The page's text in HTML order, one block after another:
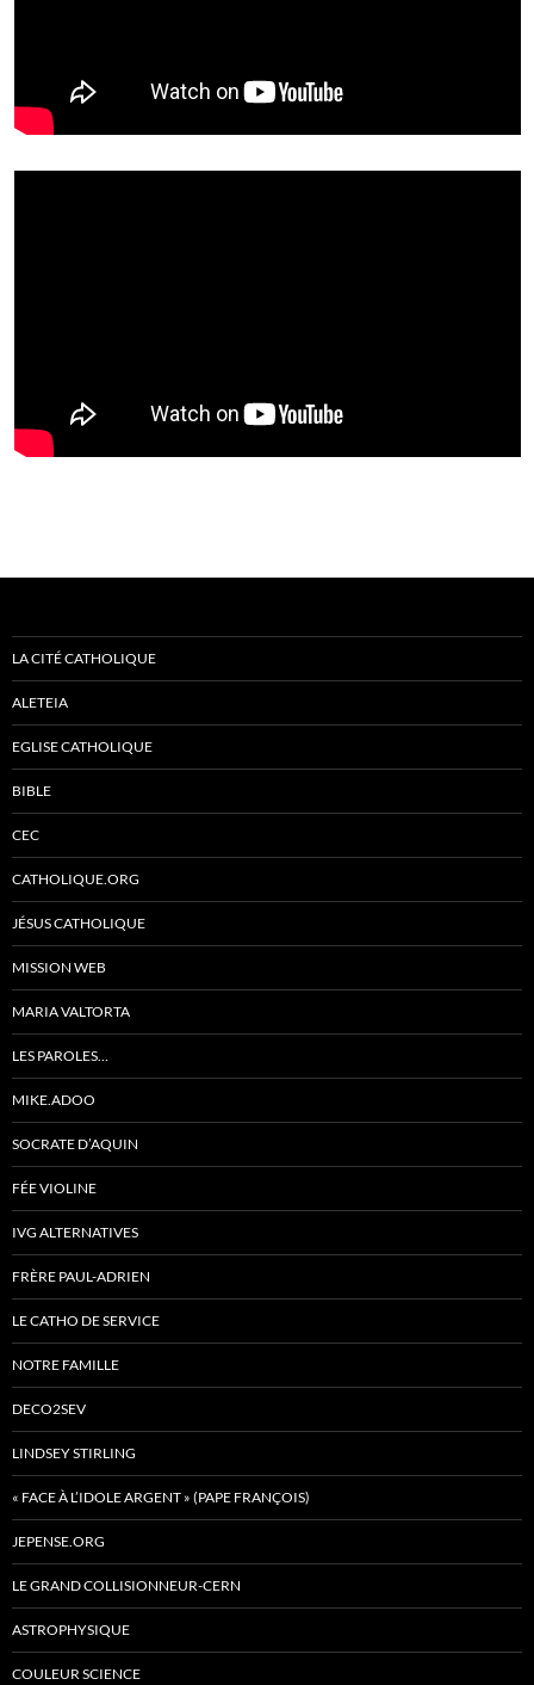
LA CITÉ CATHOLIQUE
ALETEIA
EGLISE CATHOLIQUE
BIBLE
CEC
CATHOLIQUE.ORG
JÉSUS CATHOLIQUE
MISSION WEB
MARIA VALTORTA
LES PAROLES…
MIKE.ADOO
SOCRATE D’AQUIN
FÉE VIOLINE
IVG ALTERNATIVES
FRÈRE PAUL-ADRIEN
LE CATHO DE SERVICE
NOTRE FAMILLE
DECO2SEV
LINDSEY STIRLING
« FACE À L’IDOLE ARGENT » (PAPE FRANÇOIS)
JEPENSE.ORG
LE GRAND COLLISIONNEUR-CERN
ASTROPHYSIQUE
COULEUR SCIENCE